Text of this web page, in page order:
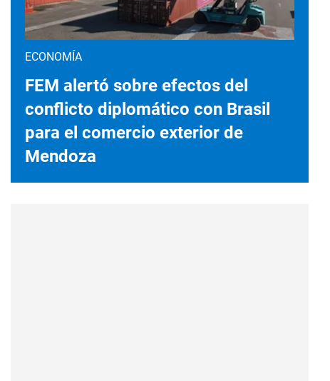
ECONOMÍA
FEM alertó sobre efectos del
conflicto diplomático con Brasil
para el comercio exterior de
Mendoza